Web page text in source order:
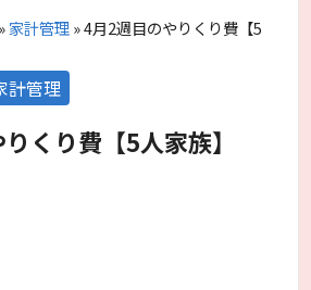
»家計管理»4月2週目のやりくり費【5
計管理
くり費【5人家族】